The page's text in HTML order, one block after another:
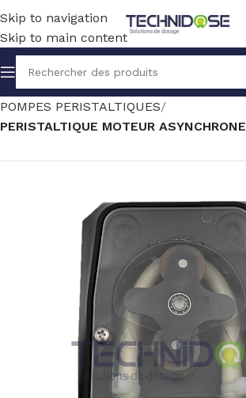
Skip to navigation
Skip to main content
Accueil TRAITEMENT EAU DOSAGE
POMPES PERISTALTIQUES
PERISTALTIQUE MOTEUR ASYNCHRONE